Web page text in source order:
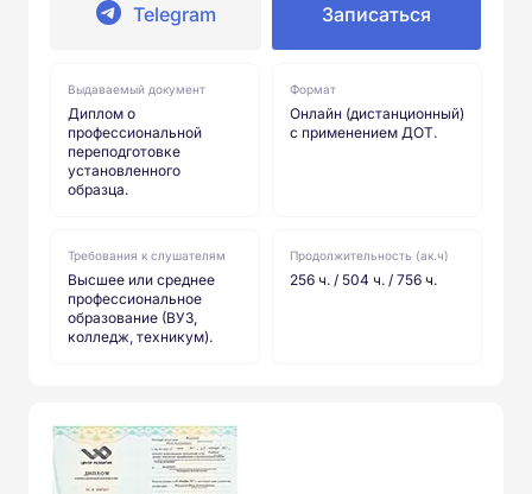
Telegram Записаться
Выдаваемый документ
Диплом о
профессиональной
переподготовке
установленного
образца.
Формат
Онлайн (дистанционный)
с применением ДОТ.
Требования к слушателям
Высшее или среднее
профессиональное
образование (ВУЗ,
колледж, техникум).
Продолжительность (ак.ч)
256 ч. / 504 ч. / 756 ч.